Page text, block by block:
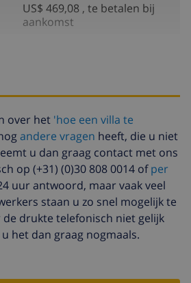
US$ 469,08 , te betalen bij
aankomst
US$ 58,64
US$ 17,59 per persoon
US$ 8,80 per persoon
US$ 113,75
gebaseerd op energie verbruik
(US$ 52,77/HOUR)
over het 'hoe een villa te
andere vragen heeft, die u niet
u dan graag contact met ons
op (+31) (0)30 808 0014 ofper
uur antwoord, maar vaak veel
staan u zo snel mogelijk te
drukte telefonisch niet gelijk
het dan graag nogmaals.